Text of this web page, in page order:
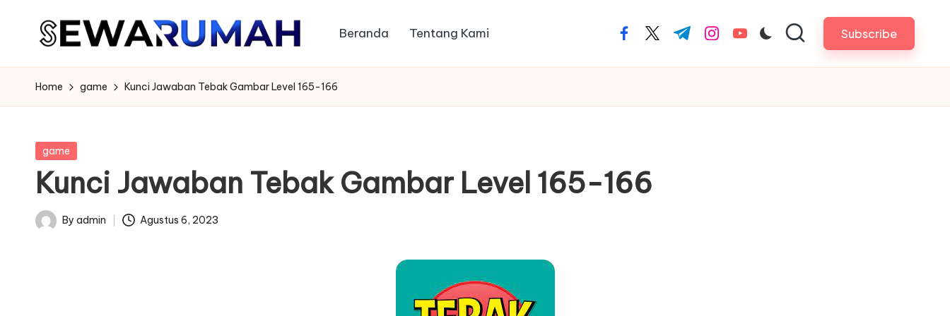
Beranda Tentang Kami facebook.com
twitter.com
t.me instagram.com
youtube.com Subscribe
Home game Kunci Jawaban Tebak Gambar Level 165-166
Posted
game
Kunci Jawaban Tebak Gambar Level 165-166
Posted
By admin Agustus 6, 2023